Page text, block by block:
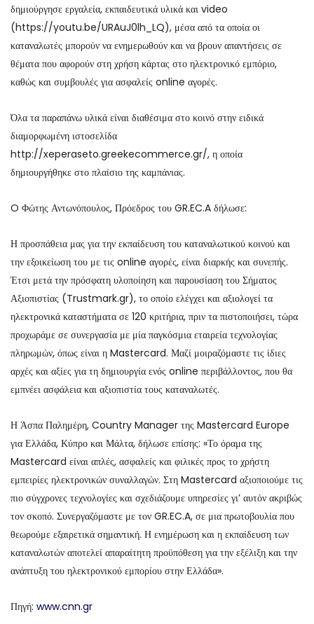
δημιούργησε εργαλεία, εκπαιδευτικά υλικά και video
(https://youtu.be/URAuJ0lh_LQ), μέσα από τα οποία οι
καταναλωτές μπορούν να ενημερωθούν και να βρουν απαντήσεις σε
θέματα που αφορούν στη χρήση κάρτας στο ηλεκτρονικό εμπόριο,
καθώς και συμβουλές για ασφαλείς online αγορές.
Όλα τα παραπάνω υλικά είναι διαθέσιμα στο κοινό στην ειδικά
διαμορφωμένη ιστοσελίδα
http://xeperaseto.greekecommerce.gr/, η οποία
δημιουργήθηκε στο πλαίσιο της καμπάνιας.
O Φώτης Αντωνόπουλος, Πρόεδρος του GR.EC.A δήλωσε:
Η προσπάθεια μας για την εκπαίδευση του καταναλωτικού κοινού και
την εξοικείωση του με τις online αγορές, είναι διαρκής και συνεπής.
Έτσι μετά την πρόσφατη υλοποίηση και παρουσίαση του Σήματος
Αξιοπιστίας (Trustmark.gr), το οποίο ελέγχει και αξιολογεί τα
ηλεκτρονικά καταστήματα σε 120 κριτήρια, πριν τα πιστοποιήσει, τώρα
προχωράμε σε συνεργασία με μία παγκόσμια εταιρεία τεχνολογίας
πληρωμών, όπως είναι η Mastercard. Μαζί μοιραζόμαστε τις ίδιες
αρχές και αξίες για τη δημιουργία ενός online περιβάλλοντος, που θα
εμπνέει ασφάλεια και αξιοπιστία τους καταναλωτές.
Η Άσπα Παλημέρη, Country Manager της Mastercard Europe
για Ελλάδα, Κύπρο και Μάλτα, δήλωσε επίσης: «Το όραμα της
Mastercard είναι απλές, ασφαλείς και φιλικές προς το χρήστη
εμπειρίες ηλεκτρονικών συναλλαγών. Στη Mastercard αξιοποιούμε τις
πιο σύγχρονες τεχνολογίες και σχεδιάζουμε υπηρεσίες γι’ αυτόν ακριβώς
τον σκοπό. Συνεργαζόμαστε με τον GR.EC.A, σε μια πρωτοβουλία που
θεωρούμε εξαιρετικά σημαντική. Η ενημέρωση και η εκπαίδευση των
καταναλωτών αποτελεί απαραίτητη προϋπόθεση για την εξέλιξη και την
ανάπτυξη του ηλεκτρονικού εμπορίου στην Ελλάδα».
Πηγή: www.cnn.gr